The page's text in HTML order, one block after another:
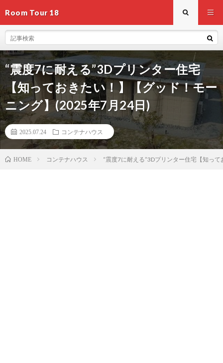
Room Tour 18
“震度7に耐える”3Dプリンター住宅
【知っておきたい！】【グッド！モー
ニング】(2025年7月24日)
2025.07.24 コンテナハウス
HOME コンテナハウス “震度7に耐える”3Dプリンター住宅【知っ